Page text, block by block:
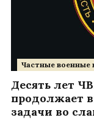
Частные военные
Десять лет
продолжает
задачи во